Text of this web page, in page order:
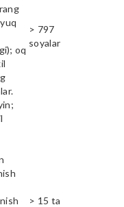
oq
> 797
soyalar
> 15 ta